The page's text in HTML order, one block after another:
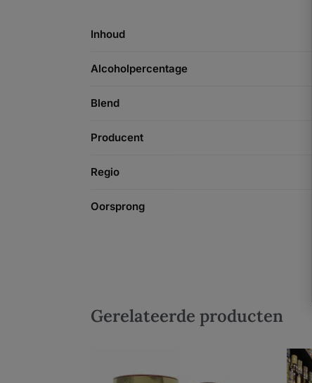
Inhoud
Alcoholpercentage
Blend
Producent
Regio
Oorsprong
Gerelateerde producten